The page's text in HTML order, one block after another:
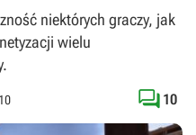
niektórych graczy, jak
wielu
 10